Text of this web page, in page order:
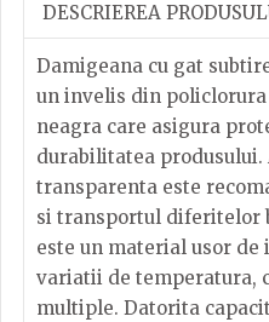
DESCRIEREA
Damigeana cu gat
un invelis din
neagra care asigura
durabilitatea
transparenta este
si transportul diferitelor
este un material usor
variatii de temperatura,
multiple. Datorita